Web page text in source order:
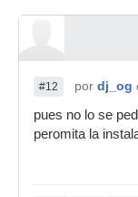
#12 por dj_og
pues no lo se
peromita la